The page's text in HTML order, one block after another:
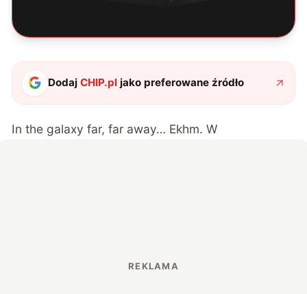
DodajCHIP.pl jako preferowane źródło
In the galaxy far, far away… Ekhm. W